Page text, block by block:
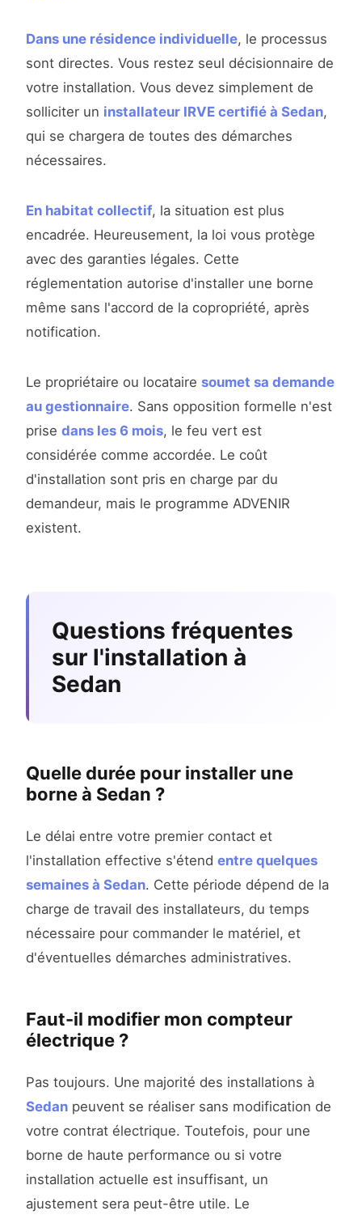
Dans une résidence individuelle, le processus
sont directes. Vous restez seul décisionnaire de
votre installation. Vous devez simplement de
solliciter un installateur IRVE certifié à Sedan,
qui se chargera de toutes des démarches
nécessaires.
En habitat collectif, la situation est plus
encadrée. Heureusement, la loi vous protège
avec des garanties légales. Cette
réglementation autorise d'installer une borne
même sans l'accord de la copropriété, après
notification.
Le propriétaire ou locataire soumet sa demande
au gestionnaire. Sans opposition formelle n'est
prise dans les 6 mois, le feu vert est
considérée comme accordée. Le coût
d'installation sont pris en charge par du
demandeur, mais le programme ADVENIR
existent.
Questions fréquentes
sur l'installation à
Sedan
Quelle durée pour installer une
borne à Sedan ?
Le délai entre votre premier contact et
l'installation effective s'étend entre quelques
semaines à Sedan. Cette période dépend de la
charge de travail des installateurs, du temps
nécessaire pour commander le matériel, et
d'éventuelles démarches administratives.
Faut-il modifier mon compteur
électrique ?
Pas toujours. Une majorité des installations à
Sedan peuvent se réaliser sans modification de
votre contrat électrique. Toutefois, pour une
borne de haute performance ou si votre
installation actuelle est insuffisant, un
ajustement sera peut-être utile. Le